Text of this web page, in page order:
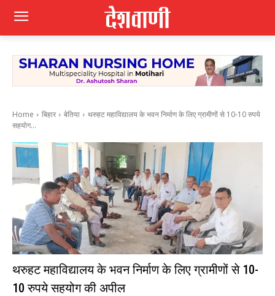
Home बिहार बेतिया
थरुहट महाविद्यालय के भवन निर्माण के लिए ग्रामीणों से 10-10 रुपये
सहयोग...
थरुहट महाविद्यालय के भवन निर्माण के लिए ग्रामीणों से 10-
10 रुपये सहयोग की अपील